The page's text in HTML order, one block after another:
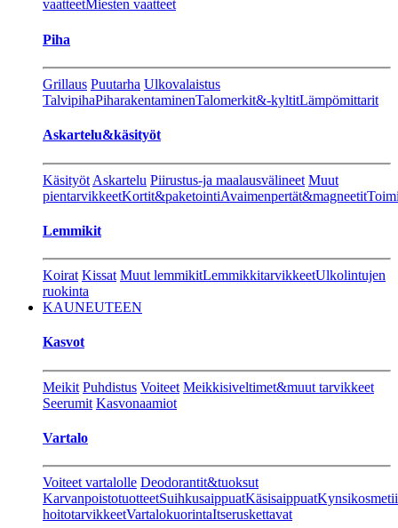
vaatteetMiesten vaatteet
Piha
Grillaus Puutarha Ulkovalaistus
TalvipihaPiharakentaminenTalomerkit&-kyltitLämpömittarit
Askartelu&käsityöt
Käsityöt Askartelu Piirustus-ja maalausvälineet Muut
pientarvikkeetKortit&paketointiAvaimenpertät&magneetit
Lemmikit
Koirat Kissat Muut lemmikitLemmikkitarvikkeetUlkolintujen
ruokinta
KAUNEUTEEN
Kasvot
Meikit Puhdistus Voiteet Meikkisiveltimet&muut tarvikkeet
Seerumit Kasvonaamiot
Vartalo
Voiteet vartalolle Deodorantit&tuoksut
KarvanpoistotuotteetSuihkusaippuatKäsisaippuat
hoitotarvikkeetVartalokuorintaItseruskettavat